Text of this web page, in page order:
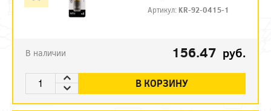
Артикул: KR-92-0415-1
В наличии 156.47 руб.
В КОРЗИНУ